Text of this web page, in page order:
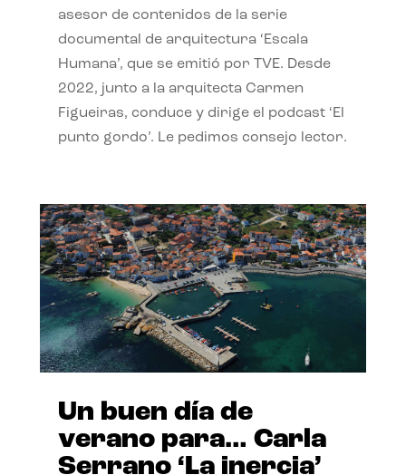
asesor de contenidos de la serie
documental de arquitectura ‘Escala
Humana’, que se emitió por TVE. Desde
2022, junto a la arquitecta Carmen
Figueiras, conduce y dirige el podcast ‘El
punto gordo’. Le pedimos consejo lector.
Un buen día de
verano para… Carla
Serrano ‘La inercia’